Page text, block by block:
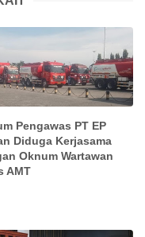
Pengawas PT EP
Diduga Kerjasama
Oknum Wartawan
AMT